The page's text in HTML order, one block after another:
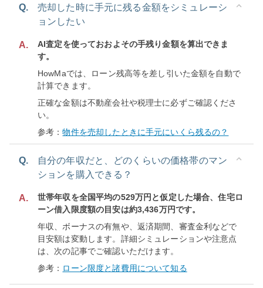
Q.
売却した時に手元に残る金額をシミュレーシ
ョンしたい
A.
AI査定を使っておおよその手残り金額を算出できま
す。
HowMaでは、ローン残高等を差し引いた金額を自動で
計算できます。
正確な金額は不動産会社や税理士に必ずご確認くださ
い。
参考：物件を売却したときに手元にいくら残るの？
Q.
自分の年収だと、どのくらいの価格帯のマン
ションを購入できる？
A.
世帯年収を全国平均の529万円と仮定した場合、住宅ロ
ーン借入限度額の目安は約3,436万円です。
年収、ボーナスの有無や、返済期間、審査金利などで
目安額は変動します。詳細シミュレーションや注意点
は、次の記事でご確認いただけます。
参考： ローン限度と諸費用について知る